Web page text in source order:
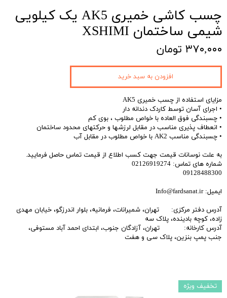
چسب کاشی خمیری AK5 یک کیلویی
شیمی ساختمان XSHIMI
۳۷۰,۰۰۰ تومان
مزایای استفاده از چسب خمیری AK5
• اجرای آسان توسط کاردک دندانه دار
• چسبندگی فوق العاده با خواص مطلوب ، بوی کم
• انعطاف پذیری مناسب در مقابل لرزشها و حرکتهای محدود ساختمان
• چسبندگی مناسب AK2 با خواص مطلوب در مقابل آب
به علت نوسانات قیمت جهت کسب اطلاع از قیمت تماس حاصل فرمایید.
شماره های تماس: 02126919274
09128488300
ایمیل: Info@fardsanat.ir
آدرس دفتر مرکزی: تهران، شمیرانات، فرمانیه، بلوار اندرزگو، خیابان مهدی
زاده، کوچه بادینده، پلاک سه
آدرس کارخانه: تهران، آزادگان جنوب، ابتدای احمد آباد مستوفی،
جنب پمپ بنزین، پلاک سی و هفت
افزودن به سبد خرید
تخفیف ویژه